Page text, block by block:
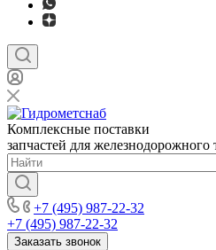
Комплексные поставки
запчастей для железнодорожного
+7 (495) 987-22-32
+7 (495) 987-22-32
Заказать звонок